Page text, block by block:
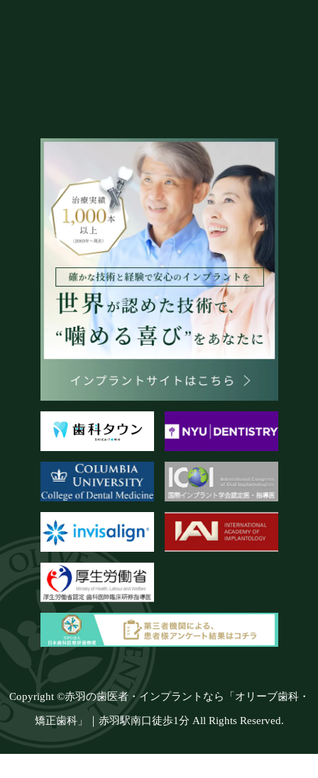
Copyright ©赤羽の歯医者・インプラントなら 「オリーブ歯科・
矯正歯科」｜赤羽駅南口徒歩1分 All Rights Reserved.